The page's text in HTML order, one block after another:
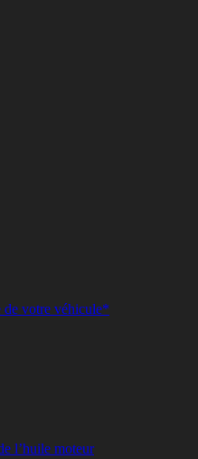
de votre véhicule*
l’huile moteur